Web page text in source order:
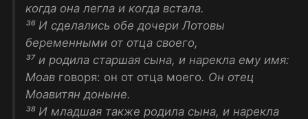
когда она легла и когда встала.
³⁶ И сделались обе дочери Лотовы
беременными от отца своего,
³⁷ и родила старшая сына, и нарекла ему имя:
Моав говоря: он от отца моего. Он отец
Моавитян доныне.
³⁸ И младшая также родила сына, и нарекла